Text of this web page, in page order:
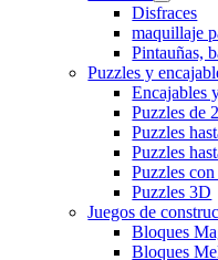
Disfraces
maquillaje
Pintauñas,
Puzzles y
Encajables
Puzzles de
Puzzles
Puzzles
Puzzles
Puzzles 3D
Juegos de
Bloques
Bloques